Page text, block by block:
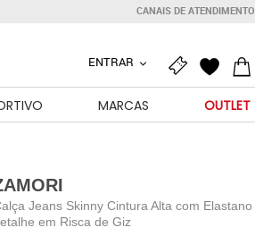
CANAIS DE ATENDIMENTO
ENTRAR
MARCAS OUTLET
Jeans Skinny Cintura Alta com Elastano
em Risca de Giz